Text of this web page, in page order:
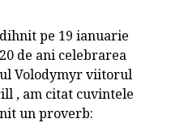
pe 19 ianuarie
de ani celebrarea
Volodymyr viitorul
, am citat cuvintele
un proverb: